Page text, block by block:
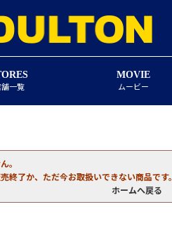
一覧
MOVIE
ムービー
。
終了か、ただ今お取扱いできない商品です。
ホームへ戻る